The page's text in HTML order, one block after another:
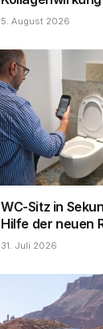
5. August 2026
WC-Sitz in
Hilfe der neuen
31. Juli 2026